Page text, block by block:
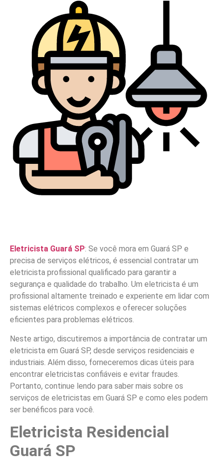
Eletricista Guará SP: Se você mora em Guará SP e
precisa de serviços elétricos, é essencial contratar um
eletricista profissional qualificado para garantir a
segurança e qualidade do trabalho. Um eletricista é um
profissional altamente treinado e experiente em lidar com
sistemas elétricos complexos e oferecer soluções
eficientes para problemas elétricos.
Neste artigo, discutiremos a importância de contratar um
eletricista em Guará SP, desde serviços residenciais e
industriais. Além disso, forneceremos dicas úteis para
encontrar eletricistas confiáveis e evitar fraudes.
Portanto, continue lendo para saber mais sobre os
serviços de eletricistas em Guará SP e como eles podem
ser benéficos para você.
Eletricista Residencial
Guará SP